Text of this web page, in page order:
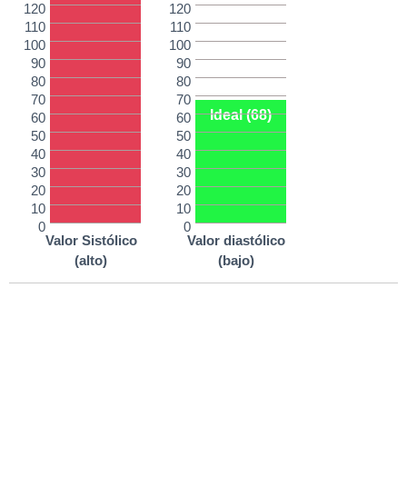
0
10
20
30
40
50
60
70
80
90
100
110
120
Valor Sistólico
(alto)
0
10
20
30
40
50
60
70
80
90
100
110
120
Ideal (68)
Valor diastólico
(bajo)